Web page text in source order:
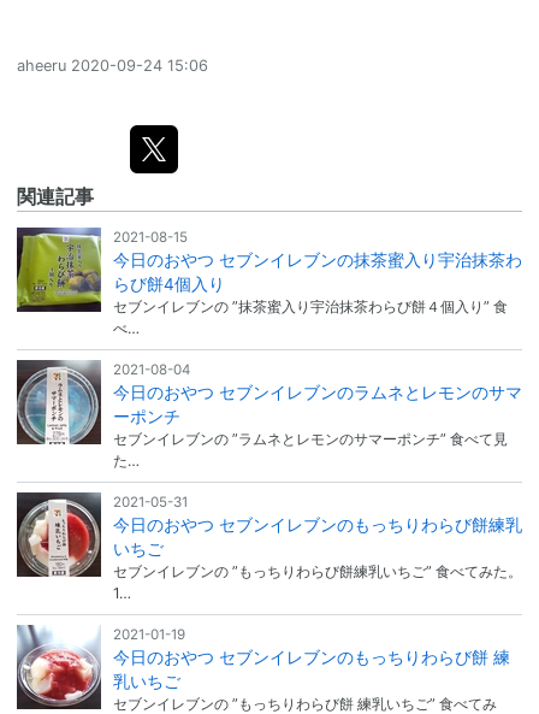
aheeru 2020-09-24 15:06
関連記事
2021-08-15
今日のおやつ セブンイレブンの抹茶蜜入り宇治抹茶わ
らび餅4個入り
セブンイレブンの ”抹茶蜜入り宇治抹茶わらび餅４個入り” 食
べ…
2021-08-04
今日のおやつ セブンイレブンのラムネとレモンのサマ
ーポンチ
セブンイレブンの ”ラムネとレモンのサマーポンチ” 食べて見
た…
2021-05-31
今日のおやつ セブンイレブンのもっちりわらび餅練乳
いちご
セブンイレブンの ”もっちりわらび餅練乳いちご” 食べてみた。
1…
2021-01-19
今日のおやつ セブンイレブンのもっちりわらび餅 練
乳いちご
セブンイレブンの ”もっちりわらび餅 練乳いちご” 食べてみ